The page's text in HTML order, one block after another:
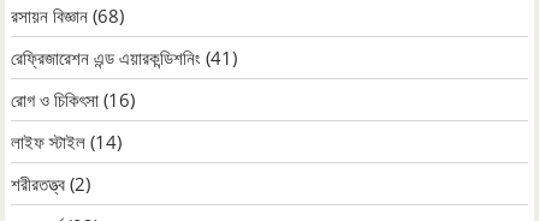
রসায়ন বিজ্ঞান (68)
রেফ্রিজারেশন এন্ড এয়ারকন্ডিশনিং (41)
রোগ ও চিকিৎসা (16)
লাইফ স্টাইল (14)
শরীরতত্ত্ব (2)